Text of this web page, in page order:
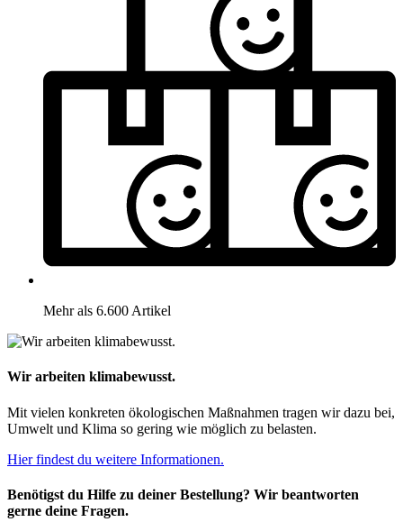
Mehr als 6.600 Artikel
Wir arbeiten klimabewusst.
Mit vielen konkreten ökologischen Maßnahmen tragen wir dazu bei,
Umwelt und Klima so gering wie möglich zu belasten.
Hier findest du weitere Informationen.
Benötigst du Hilfe zu deiner Bestellung? Wir beantworten
gerne deine Fragen.